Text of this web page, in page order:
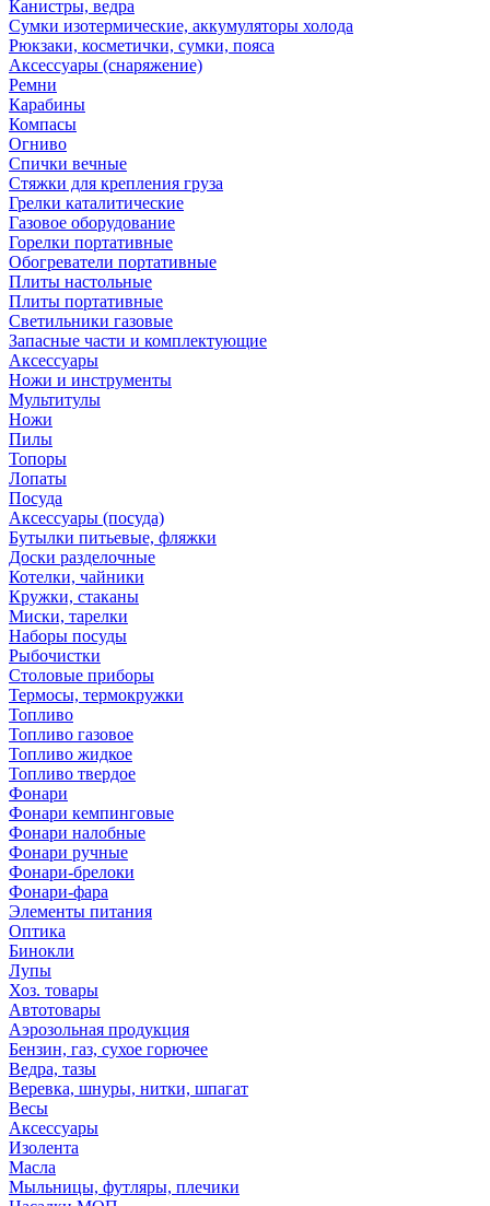
Канистры, ведра
Сумки изотермические, аккумуляторы холода
Рюкзаки, косметички, сумки, пояса
Аксессуары (снаряжение)
Ремни
Карабины
Компасы
Огниво
Спички вечные
Стяжки для крепления груза
Грелки каталитические
Газовое оборудование
Горелки портативные
Обогреватели портативные
Плиты настольные
Плиты портативные
Светильники газовые
Запасные части и комплектующие
Аксессуары
Ножи и инструменты
Мультитулы
Ножи
Пилы
Топоры
Лопаты
Посуда
Аксессуары (посуда)
Бутылки питьевые, фляжки
Доски разделочные
Котелки, чайники
Кружки, стаканы
Миски, тарелки
Наборы посуды
Рыбочистки
Столовые приборы
Термосы, термокружки
Топливо
Топливо газовое
Топливо жидкое
Топливо твердое
Фонари
Фонари кемпинговые
Фонари налобные
Фонари ручные
Фонари-брелоки
Фонари-фара
Элементы питания
Оптика
Бинокли
Лупы
Хоз. товары
Автотовары
Аэрозольная продукция
Бензин, газ, сухое горючее
Ведра, тазы
Веревка, шнуры, нитки, шпагат
Весы
Аксессуары
Изолента
Масла
Мыльницы, футляры, плечики